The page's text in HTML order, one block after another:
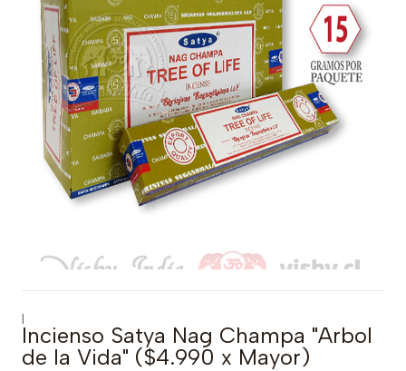
|
Incienso Satya Nag Champa "Arbol
de la Vida" ($4.990 x Mayor)